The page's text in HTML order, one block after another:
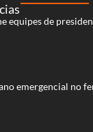
equipes de
emergencial no